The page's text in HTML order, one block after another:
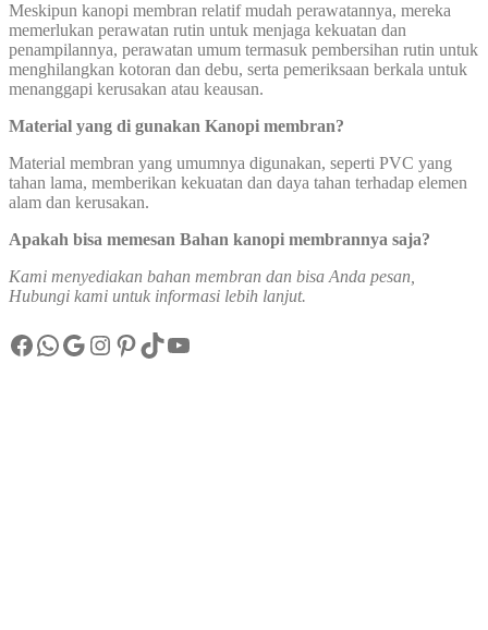
Meskipun kanopi membran relatif mudah perawatannya, mereka
memerlukan perawatan rutin untuk menjaga kekuatan dan
penampilannya, perawatan umum termasuk pembersihan rutin untuk
menghilangkan kotoran dan debu, serta pemeriksaan berkala untuk
menanggapi kerusakan atau keausan.
Material yang di gunakan Kanopi membran?
Material membran yang umumnya digunakan, seperti PVC yang
tahan lama, memberikan kekuatan dan daya tahan terhadap elemen
alam dan kerusakan.
Apakah bisa memesan Bahan kanopi membrannya saja?
Kami menyediakan bahan membran dan bisa Anda pesan,
Hubungi kami untuk informasi lebih lanjut.
Facebook
WhatsApp
Google
Instagram
Pinterest
TikTok
YouTube